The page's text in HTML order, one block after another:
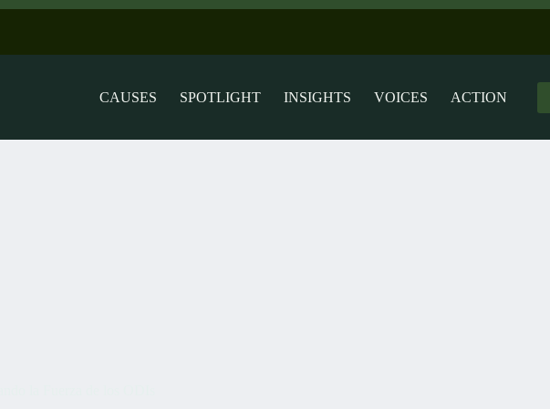
CAUSES SPOTLIGHT INSIGHTS VOICES ACTION